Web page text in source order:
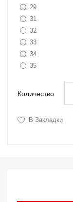
29
31
32
33
34
35
Количество
В Закладки